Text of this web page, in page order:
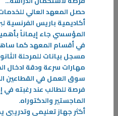
الإستراتيجية العامة للدفاع المدني
تسعى دولة الكويت كبقية دول العالم
الحماية المدنية للأفراد والممتلكات
حصل المعهد العالي
أكاديمية باريس الفرنسية
المؤسسي جاء إيماناً
في أقسام المعهد كما
مسجل بيانات للمرحلة
مهارات سرعة ودقة ادخال
سوق العمل في القطاعين
فرصة للطالب عند رغبته
الماجستير والدكتوراه.
أكثر جهاز تعليمي